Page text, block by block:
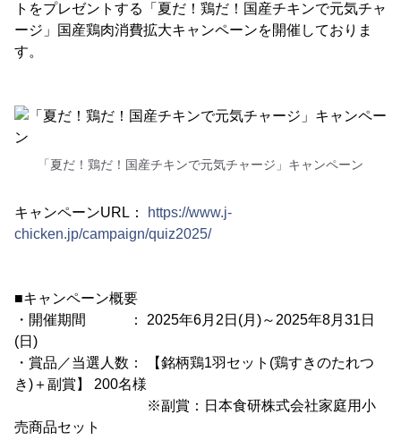
トをプレゼントする「夏だ！鶏だ！国産チキンで元気チャ
ージ」国産鶏肉消費拡大キャンペーンを開催しておりま
す。
「夏だ！鶏だ！国産チキンで元気チャージ」キャンペーン
キャンペーンURL：
https://www.j-
chicken.jp/campaign/quiz2025/
■キャンペーン概要
・開催期間 ： 2025年6月2日(月)～2025年8月31日
(日)
・賞品／当選人数： 【銘柄鶏1羽セット(鶏すきのたれつ
き)＋副賞】 200名様
※副賞：日本食研株式会社家庭用小
売商品セット